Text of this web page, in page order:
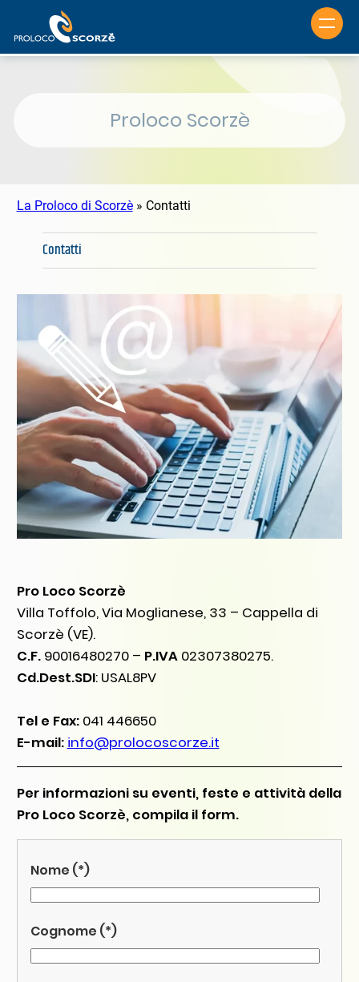
contenuto
Proloco Scorzè
La Proloco di Scorzè» Contatti
Contatti
Pro Loco Scorzè
Villa Toffolo, Via Moglianese, 33 – Cappella di
Scorzè (VE).
C.F.90016480270 – P.IVA02307380275.
Cd.Dest.SDI: USAL8PV
Tel e Fax:041 446650
E-mail: info@prolocoscorze.it
Per informazioni su eventi, feste e attività della
Pro Loco Scorzè, compila il form.
Si prega di lasciare vuoto questo campo.
Nome (*)
Cognome (*)